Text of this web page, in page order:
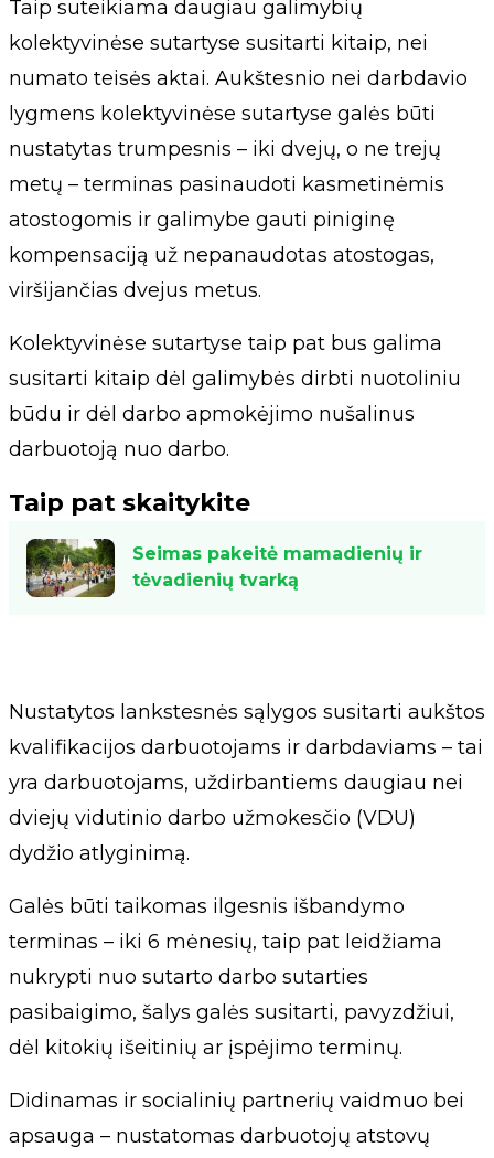
Taip suteikiama daugiau galimybių
kolektyvinėse sutartyse susitarti kitaip, nei
numato teisės aktai. Aukštesnio nei darbdavio
lygmens kolektyvinėse sutartyse galės būti
nustatytas trumpesnis – iki dvejų, o ne trejų
metų – terminas pasinaudoti kasmetinėmis
atostogomis ir galimybe gauti piniginę
kompensaciją už nepanaudotas atostogas,
viršijančias dvejus metus.
Kolektyvinėse sutartyse taip pat bus galima
susitarti kitaip dėl galimybės dirbti nuotoliniu
būdu ir dėl darbo apmokėjimo nušalinus
darbuotoją nuo darbo.
Taip pat skaitykite
Seimas pakeitė mamadienių ir
tėvadienių tvarką
Nustatytos lankstesnės sąlygos susitarti aukštos
kvalifikacijos darbuotojams ir darbdaviams – tai
yra darbuotojams, uždirbantiems daugiau nei
dviejų vidutinio darbo užmokesčio (VDU)
dydžio atlyginimą.
Galės būti taikomas ilgesnis išbandymo
terminas – iki 6 mėnesių, taip pat leidžiama
nukrypti nuo sutarto darbo sutarties
pasibaigimo, šalys galės susitarti, pavyzdžiui,
dėl kitokių išeitinių ar įspėjimo terminų.
Didinamas ir socialinių partnerių vaidmuo bei
apsauga – nustatomas darbuotojų atstovų